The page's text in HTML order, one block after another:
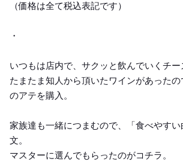
（価格は全て税込表記です）
・
いつもは店内で、サクッと飲んでいくチー
たまたま知人から頂いたワインがあった
のアテを購入。
家族達も一緒につまむので、「食べやす
文。
マスターに選んでもらったのがコチラ。